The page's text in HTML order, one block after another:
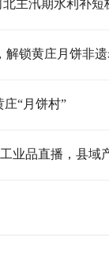
主汛期水利补短
解锁黄庄月饼非
“月饼村”